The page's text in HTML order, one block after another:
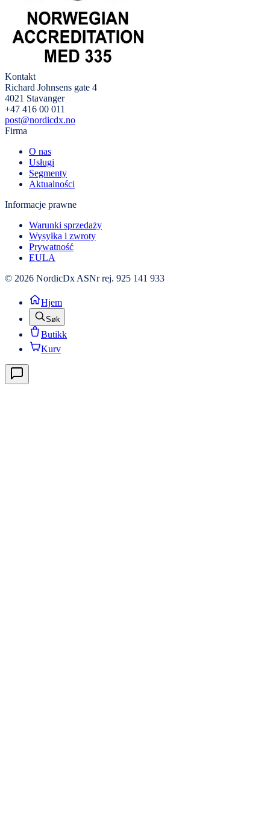
Kontakt
Richard Johnsens gate 4
4021 Stavanger
+47 416 00 011
post@nordicdx.no
Firma
O nas
Usługi
Segmenty
Aktualności
Informacje prawne
Warunki sprzedaży
Wysyłka i zwroty
Prywatność
EULA
© 2026 NordicDx ASNr rej. 925 141 933
Hjem
Søk
Butikk
Kurv